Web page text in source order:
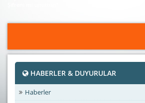
HABERLER & DUYURULAR
Haberler